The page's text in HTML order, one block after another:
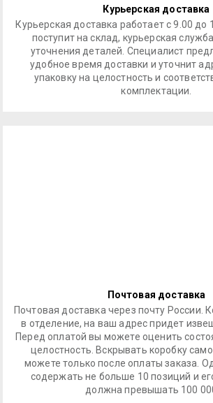
Курьерская доставка
Курьерская доставка работает с 9.00 до
поступит на склад, курьерская
уточнения деталей. Специалист
удобное время доставки и уточнит
упаковку на целостность и
комплектации.
Почтовая доставка
Почтовая доставка через почту России.
в отделение, на ваш адрес придет
Перед оплатой вы можете оценить
целостность. Вскрывать коробку
можете только после оплаты заказа.
содержать не больше 10 позиций и
должна превышать 100